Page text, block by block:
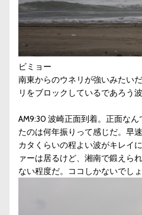
ビミョー
南東からのウネリが強いみたい
リをブロックしているであろう
AM9:30 波崎正面到着。正面な
たのは何年振りって感じだ。早
カタくらいの程よい波がキレイ
ァーは居るけど、湘南で鍛えら
ない程度だ。ココしかないでし